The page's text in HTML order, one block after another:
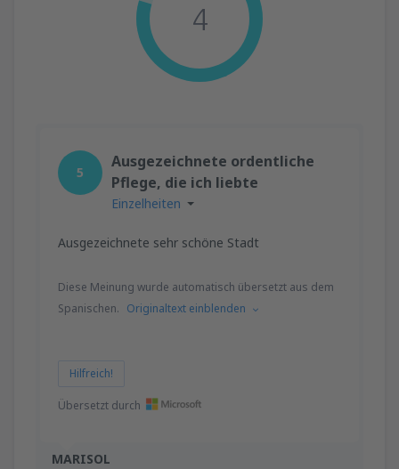
4
MARISOL
5
Ausgezeichnete ordentliche
Pflege, die ich liebte
Einzelheiten
Ausgezeichnete sehr schöne Stadt
Diese Meinung wurde automatisch übersetzt aus dem
Spanischen. Originaltext einblenden
Hilfreich!
Übersetzt durch